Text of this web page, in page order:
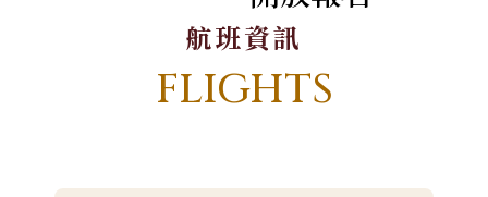
航班資訊
FLIGHTS